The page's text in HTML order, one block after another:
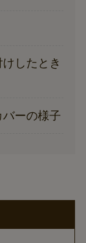
したとき
ーの様子